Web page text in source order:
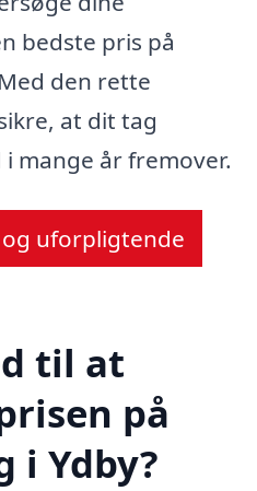
bedste pris på
den rette
at dit tag
mange år fremover.
uforpligtende
til at
på
i Ydby?